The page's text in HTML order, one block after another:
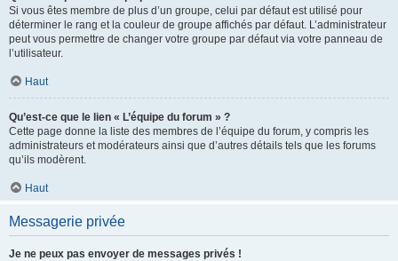
Si vous êtes membre de plus d’un groupe, celui par défaut est utilisé pour
déterminer le rang et la couleur de groupe affichés par défaut. L’administrateur
peut vous permettre de changer votre groupe par défaut via votre panneau de
l’utilisateur.
Haut
Qu’est-ce que le lien « L’équipe du forum » ?
Cette page donne la liste des membres de l’équipe du forum, y compris les
administrateurs et modérateurs ainsi que d’autres détails tels que les forums
qu’ils modèrent.
Haut
Messagerie privée
Je ne peux pas envoyer de messages privés !